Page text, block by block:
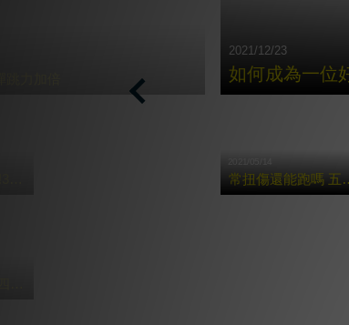
2021/12/23
如何成為⼀位
常扭傷還能跑嗎